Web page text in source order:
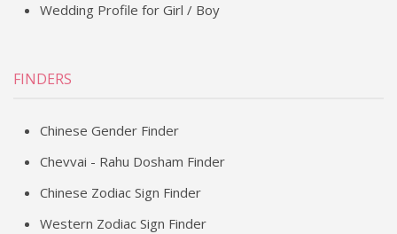
Wedding Profile for Girl / Boy
FINDERS
Chinese Gender Finder
Chevvai - Rahu Dosham Finder
Chinese Zodiac Sign Finder
Western Zodiac Sign Finder